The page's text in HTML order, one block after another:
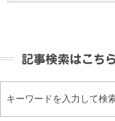
記事検索はこち